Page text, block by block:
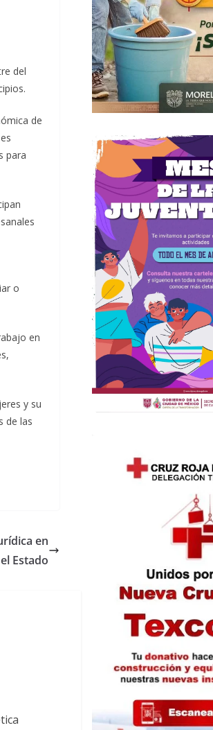
del
de
para
o
en
y su
de las
en
Estado